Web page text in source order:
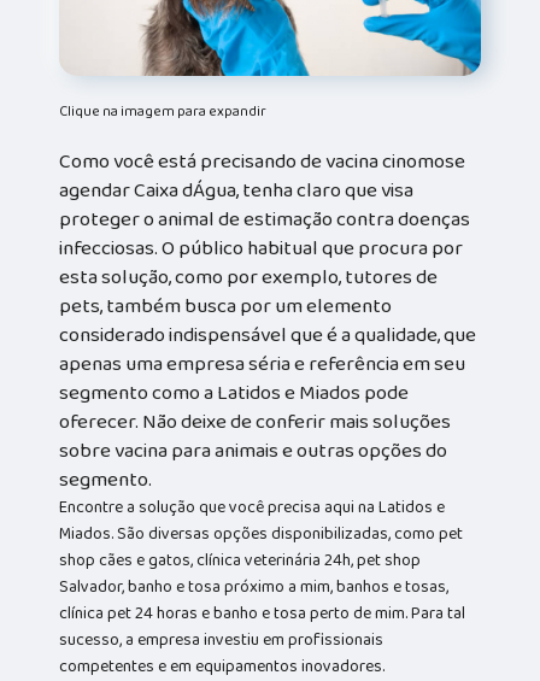
Clique na imagem para expandir
Como você está precisando de vacina cinomose
agendar Caixa dÁgua, tenha claro que visa
proteger o animal de estimação contra doenças
infecciosas. O público habitual que procura por
esta solução, como por exemplo, tutores de
pets, também busca por um elemento
considerado indispensável que é a qualidade, que
apenas uma empresa séria e referência em seu
segmento como a Latidos e Miados pode
oferecer. Não deixe de conferir mais soluções
sobre vacina para animais e outras opções do
segmento.
Encontre a solução que você precisa aqui na Latidos e
Miados. São diversas opções disponibilizadas, como pet
shop cães e gatos, clínica veterinária 24h, pet shop
Salvador, banho e tosa próximo a mim, banhos e tosas,
clínica pet 24 horas e banho e tosa perto de mim. Para tal
sucesso, a empresa investiu em profissionais
competentes e em equipamentos inovadores.